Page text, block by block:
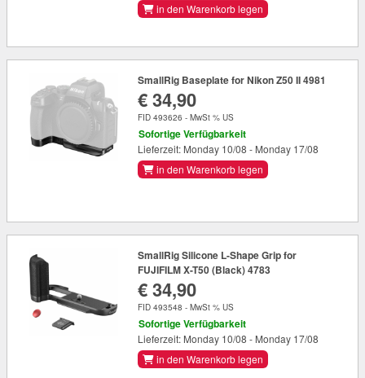
in den Warenkorb legen
SmallRig Baseplate for Nikon Z50 II 4981
€ 34,90
FID 493626 - MwSt % US
Sofortige Verfügbarkeit
Lieferzeit: Monday 10/08 - Monday 17/08
in den Warenkorb legen
SmallRig Silicone L-Shape Grip for
FUJIFILM X-T50 (Black) 4783
€ 34,90
FID 493548 - MwSt % US
Sofortige Verfügbarkeit
Lieferzeit: Monday 10/08 - Monday 17/08
in den Warenkorb legen